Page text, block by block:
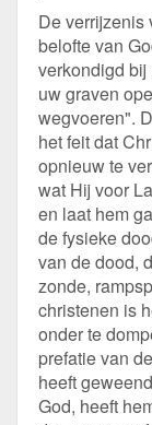
De verrijzenis
belofte van
verkondigd
uw graven
wegvoeren".
het feit dat
opnieuw te
wat Hij voor
en laat hem
de fysieke
van de dood,
zonde,
christenen is
onder te
prefatie van
heeft
God, heeft